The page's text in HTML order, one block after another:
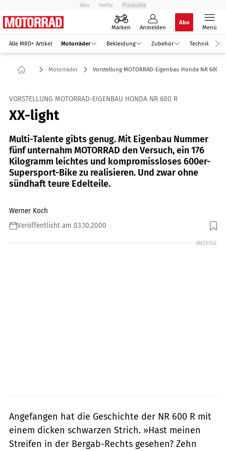
Abo Hefte Produkte
Marken Anmelden
Abo
Menü
Alle MRD+ Artikel Motorräder Bekleidung Zubehör Technik
Motorräder Vorstellung MOTORRAD-Eigenbau Honda NR 600 R
VORSTELLUNG MOTORRAD-EIGENBAU HONDA NR 600 R
XX-light
Multi-Talente gibts genug. Mit Eigenbau Nummer
fünf unternahm MOTORRAD den Versuch, ein 176
Kilogramm leichtes und kompromissloses 600er-
Supersport-Bike zu realisieren. Und zwar ohne
sündhaft teure Edelteile.
Werner Koch
Veröffentlicht am 03.10.2000
ANZEIGE
Angefangen hat die Geschichte der NR 600 R mit
einem dicken schwarzen Strich. »Hast meinen
Streifen in der Bergab-Rechts gesehen? Zehn